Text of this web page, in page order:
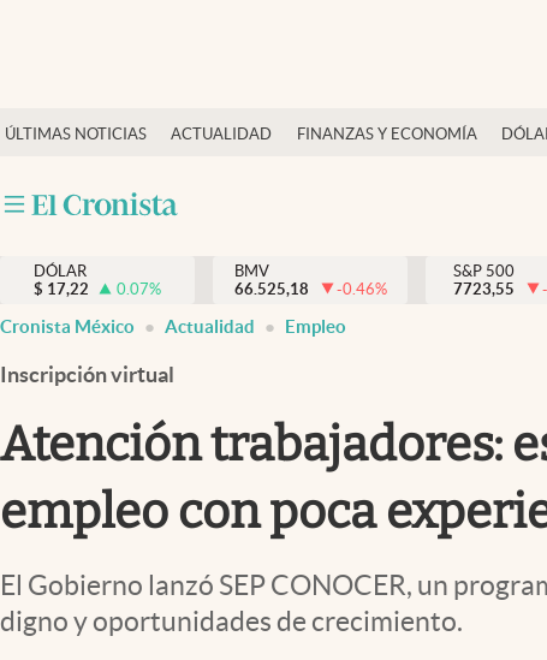
ÚLTIMAS NOTICIAS ACTUALIDAD FINANZAS Y ECONOMÍA
Actualidad
Internacionales
Opinión
Brand Strategy
Vida y estilo
Tv
Espiritualidad
DÓLAR
$ 17,22 0.07%
BMV
66.525,18
-0.46%
S&P 500
7723,55
Cronista México Actualidad Empleo
Inscripción virtual
Atención trabajadores:
empleo con poca
El Gobierno lanzó SEP CONOCER, un
digno y oportunidades de crecimiento.